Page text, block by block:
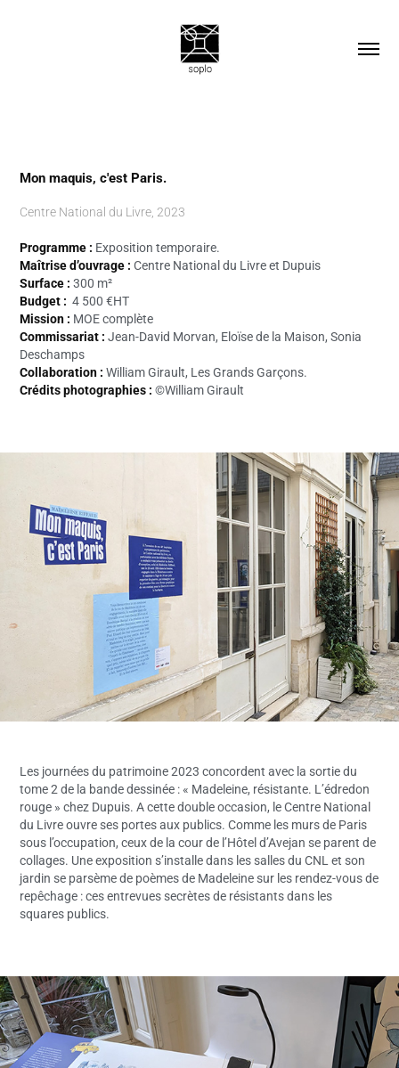
Mon maquis, c'est Paris.
Centre National du Livre, 2023
Programme : Exposition temporaire.
Maîtrise d’ouvrage :Centre National du Livre et Dupuis
Surface : 300 m²
Budget :4 500€HT
Mission : MOE complète
Commissariat :Jean-David Morvan, Eloïse de la Maison, Sonia
Deschamps
Collaboration :William Girault, Les Grands Garçons.
Crédits photographies : ©William Girault
Les journées du patrimoine 2023 concordent avec la sortie du
tome 2 de la bande dessinée : « Madeleine, résistante. L’édredon
rouge » chez Dupuis. A cette double occasion, le Centre National
du Livre ouvre ses portes aux publics. Comme les murs de Paris
sous l’occupation, ceux de la cour de l’Hôtel d’Avejan se parent de
collages. Une exposition s’installe dans les salles du CNL et son
jardin se parsème de poèmes de Madeleine sur les rendez-vous de
repêchage : ces entrevues secrètes de résistants dans les
squares publics.